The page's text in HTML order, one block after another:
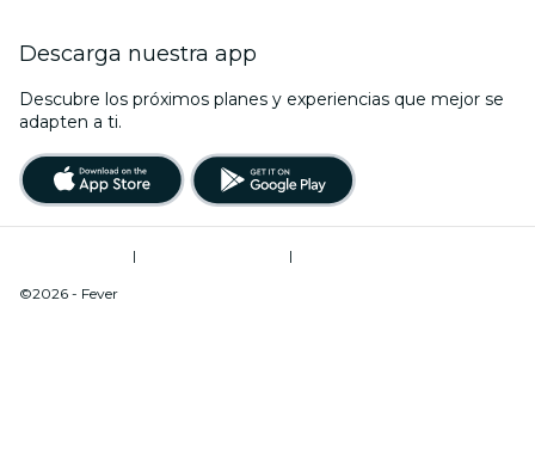
Descarga nuestra app
Descubre los próximos planes y experiencias que mejor se
adapten a ti.
|
|
©2026 - Fever